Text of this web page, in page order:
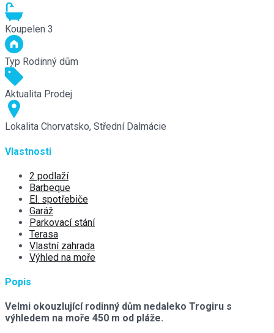
Koupelen 3
Typ Rodinný dům
Aktualita Prodej
Lokalita Chorvatsko, Střední Dalmácie
Vlastnosti
2 podlaží
Barbeque
El. spotřebiče
Garáž
Parkovací stání
Terasa
Vlastní zahrada
Výhled na moře
Popis
Velmi okouzlující rodinný dům nedaleko Trogiru s
výhledem na moře 450 m od pláže.